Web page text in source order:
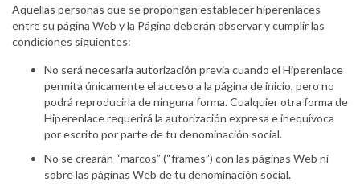
Aquellas personas que se propongan establecer hiperenlaces
entre su página Web y la Página deberán observar y cumplir las
condiciones siguientes:
No será necesaria autorización previa cuando el Hiperenlace
permita únicamente el acceso a la página de inicio, pero no
podrá reproducirla de ninguna forma. Cualquier otra forma de
Hiperenlace requerirá la autorización expresa e inequívoca
por escrito por parte de tu denominación social.
No se crearán “marcos” (“frames”) con las páginas Web ni
sobre las páginas Web de tu denominación social.